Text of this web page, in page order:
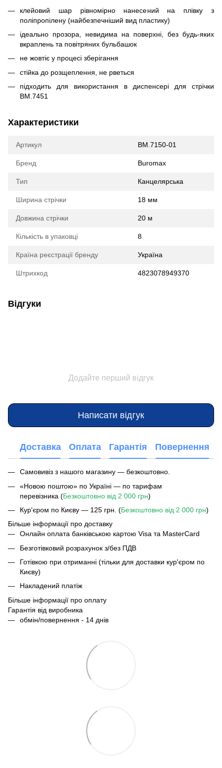
клейовий шар рівномірно нанесений на плівку з
поліпропілену (найбезпечніший вид пластику)
ідеально прозора, невидима на поверхні, без будь-яких
вкраплень та повітряних бульбашок
не жовтіє у процесі зберігання
стійка до розщеплення, не рветься
підходить для використання в диспенсері для стрічки
BM.7451
Характеристики
Артикул BM.7150-01
Бренд Buromax
Тип Канцелярська
Ширина стрічки 18 мм
Довжина стрічки 20 м
Кількість в упаковці 8
Країна реєстрації бренду Україна
Штрихкод 4823078949370
Відгуки
Додайте перший відгук
Написати відгук
Доставка Оплата Гарантія Повернення
Самовивіз з нашого магазину — безкоштовно.
«Новою поштою» по Україні — по тарифам
перевізника (Безкоштовно від 2 000 грн)
Кур'єром по Києву — 125 грн. (Безкоштовно від 2 000 грн)
Більше інформації про доставку
Онлайн оплата банківською картою Visa та MasterCard
Безготівковий розрахунок з/без ПДВ
Готівкою при отриманні (тільки для доставки кур'єром по
Києву)
Накладений платіж
Більше інформації про оплату
Гарантія від виробника
обмін/повернення - 14 днів